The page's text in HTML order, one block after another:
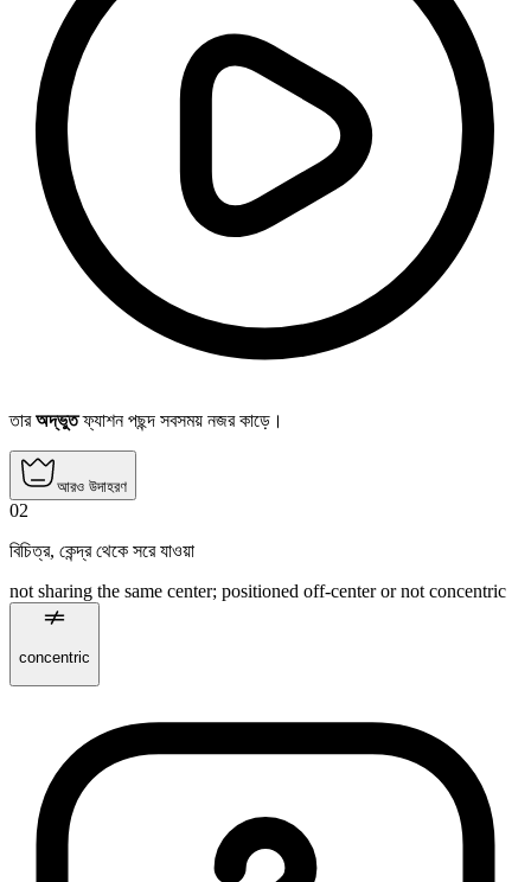
তারঅদ্ভুতফ্যাশন পছন্দ সবসময় নজর কাড়ে।
আরও উদাহরণ
02
বিচিত্র, কেন্দ্র থেকে সরে যাওয়া
not sharing the same center; positioned off‑center or not concentric
concentric